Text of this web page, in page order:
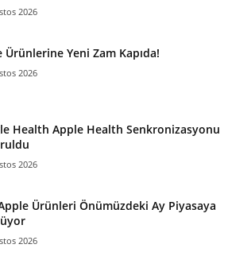
2026
Ürünlerine Yeni Zam Kapıda!
2026
Health Apple Health Senkronizasyonu
2026
Ürünleri Önümüzdeki Ay Piyasaya
2026